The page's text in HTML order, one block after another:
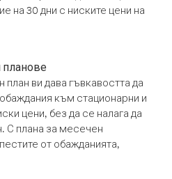
на 30 дни с ниските цени на
ви дава гъвкавостта да
към стационарни и
цени, без да се налага да
С плана за месечен
от обажданията,